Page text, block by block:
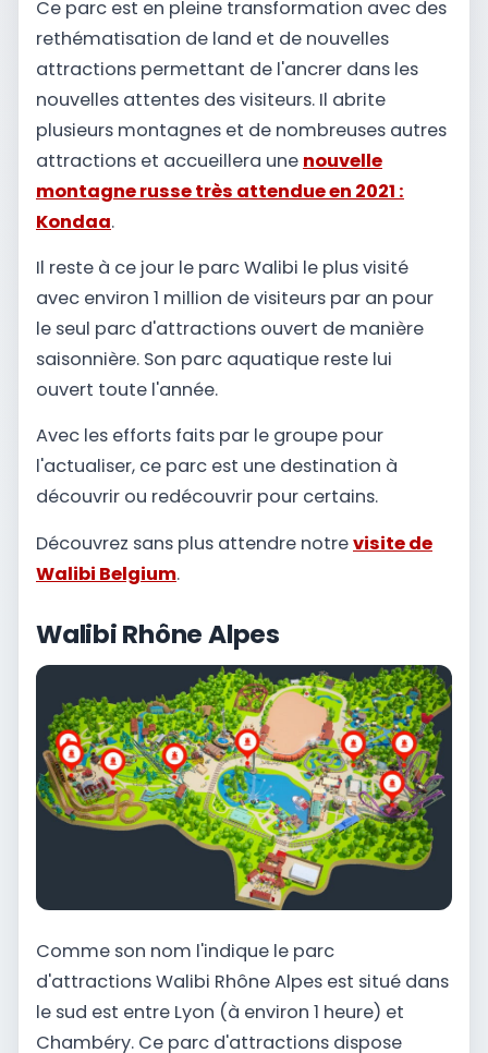
Ce parc est en pleine transformation avec des
rethématisation de land et de nouvelles
attractions permettant de l'ancrer dans les
nouvelles attentes des visiteurs. Il abrite
plusieurs montagnes et de nombreuses autres
attractions et accueillera une nouvelle
montagne russe très attendue en 2021 :
Kondaa.
Il reste à ce jour le parc Walibi le plus visité
avec environ 1 million de visiteurs par an pour
le seul parc d'attractions ouvert de manière
saisonnière. Son parc aquatique reste lui
ouvert toute l'année.
Avec les efforts faits par le groupe pour
l'actualiser, ce parc est une destination à
découvrir ou redécouvrir pour certains.
Découvrez sans plus attendre notrevisite de
Walibi Belgium.
Walibi Rhône Alpes
Comme son nom l'indique le parc
d'attractions Walibi Rhône Alpes est situé dans
le sud est entre Lyon (à environ 1 heure) et
Chambéry. Ce parc d'attractions dispose